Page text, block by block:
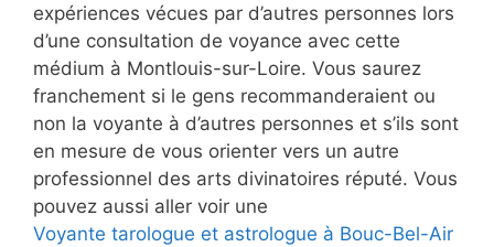
expériences vécues par d’autres personnes lors
d’une consultation de voyance avec cette
médium à Montlouis-sur-Loire. Vous saurez
franchement si le gens recommanderaient ou
non la voyante à d’autres personnes et s’ils sont
en mesure de vous orienter vers un autre
professionnel des arts divinatoires réputé. Vous
pouvez aussi aller voir une
Voyante tarologue et astrologue à Bouc-Bel-Air